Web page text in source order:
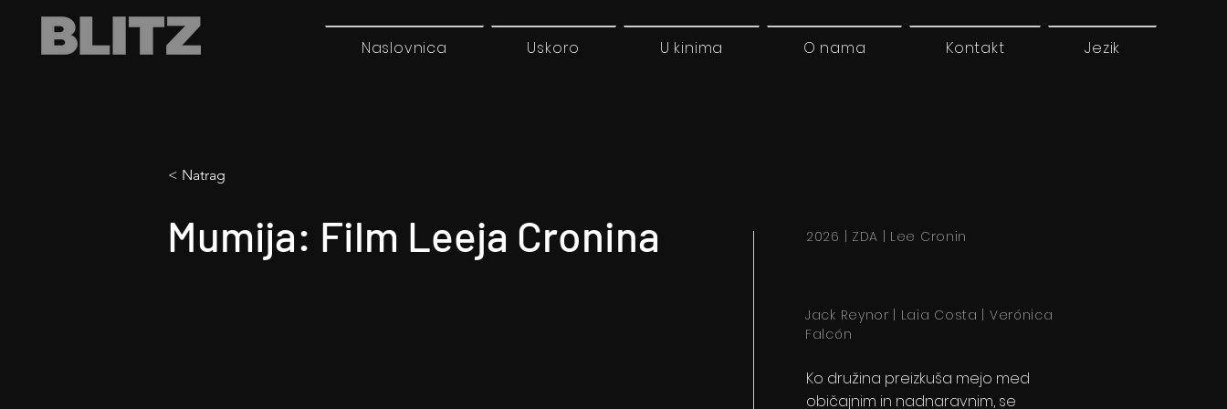
Naslovnica Uskoro U kinima O nama Kontakt Jezik
< Natrag
Mumija: Film Leeja Cronina 2026 | ZDA | Lee Cronin
Jack Reynor | Laia Costa | Verónica
Falcón
Ko družina preizkuša mejo med
običajnim in nadnaravnim, se